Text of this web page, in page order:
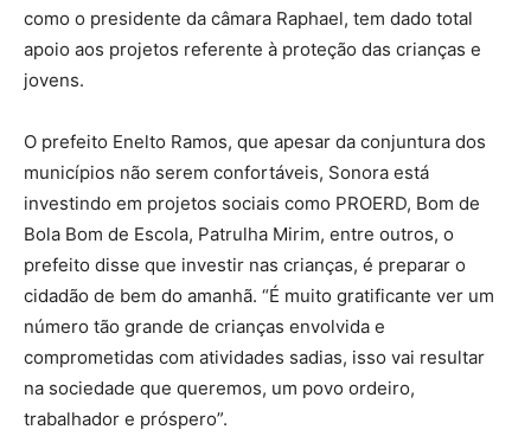
como o presidente da câmara Raphael, tem dado total
apoio aos projetos referente à proteção das crianças e
jovens.
O prefeito Enelto Ramos, que apesar da conjuntura dos
municípios não serem confortáveis, Sonora está
investindo em projetos sociais como PROERD, Bom de
Bola Bom de Escola, Patrulha Mirim, entre outros, o
prefeito disse que investir nas crianças, é preparar o
cidadão de bem do amanhã. “É muito gratificante ver um
número tão grande de crianças envolvida e
comprometidas com atividades sadias, isso vai resultar
na sociedade que queremos, um povo ordeiro,
trabalhador e próspero”.